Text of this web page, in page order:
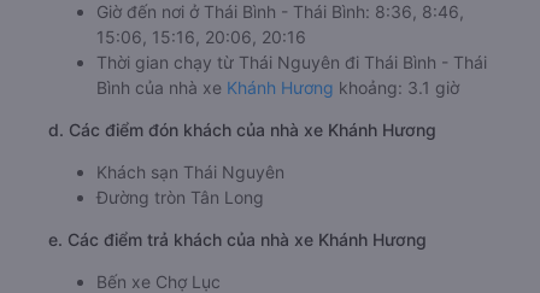
Giờ đến nơi ở Thái Bình - Thái Bình: 8:36, 8:46,
15:06, 15:16, 20:06, 20:16
Thời gian chạy từ Thái Nguyên đi Thái Bình - Thái
Bình của nhà xe Khánh Hương khoảng: 3.1 giờ
d. Các điểm đón khách của nhà xe Khánh Hương
Khách sạn Thái Nguyên
Đường tròn Tân Long
e. Các điểm trả khách của nhà xe Khánh Hương
Bến xe Chợ Lục